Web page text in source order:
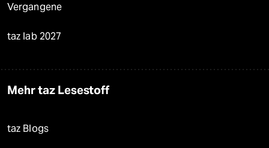
Vergangene
taz lab 2027
Mehr taz Lesestoff
taz Blogs